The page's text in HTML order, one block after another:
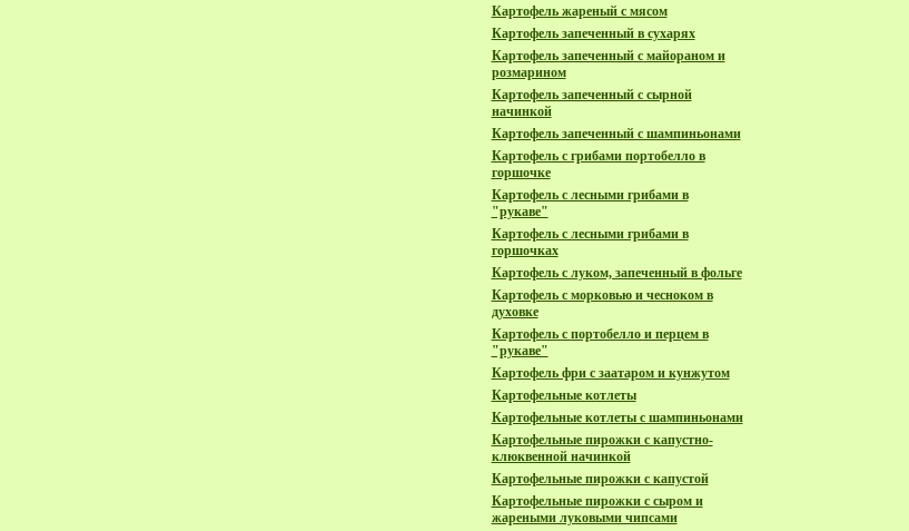
Картофель жареный с мясом
Картофель запеченный в сухарях
Картофель запеченный с майораном и
розмарином
Картофель запеченный с сырной
начинкой
Картофель запеченный с шампиньонами
Картофель с грибами портобелло в
горшочке
Картофель с лесными грибами в
"рукаве"
Картофель с лесными грибами в
горшочках
Картофель с луком, запеченный в фольге
Картофель с морковью и чесноком в
духовке
Картофель с портобелло и перцем в
"рукаве"
Картофель фри с заатаром и кунжутом
Картофельные котлеты
Картофельные котлеты с шампиньонами
Картофельные пирожки с капустно-
клюквенной начинкой
Картофельные пирожки с капустой
Картофельные пирожки с сыром и
жареными луковыми чипсами